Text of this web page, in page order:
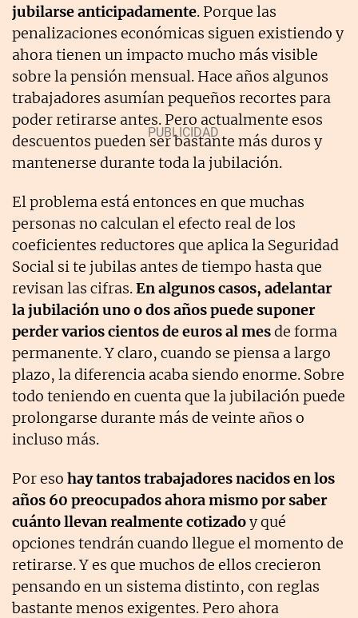
jubilarse anticipadamente. Porque las
penalizaciones económicas siguen existiendo y
ahora tienen un impacto mucho más visible
sobre la pensión mensual. Hace años algunos
trabajadores asumían pequeños recortes para
poder retirarse antes. Pero actualmente esos
descuentos pueden ser bastante más duros y
mantenerse durante toda la jubilación.
El problema está entonces en que muchas
personas no calculan el efecto real de los
coeficientes reductores que aplica la Seguridad
Social si te jubilas antes de tiempo hasta que
revisan las cifras.En algunos casos, adelantar
la jubilación uno o dos años puede suponer
perder varios cientos de euros al mesde forma
permanente. Y claro, cuando se piensa a largo
plazo, la diferencia acaba siendo enorme. Sobre
todo teniendo en cuenta que la jubilación puede
prolongarse durante más de veinte años o
incluso más.
Por eso hay tantos trabajadores nacidos en los
años 60 preocupados ahora mismo por saber
cuánto llevan realmente cotizadoy qué
opciones tendrán cuando llegue el momento de
retirarse. Y es que muchos de ellos crecieron
pensando en un sistema distinto, con reglas
bastante menos exigentes. Pero ahora